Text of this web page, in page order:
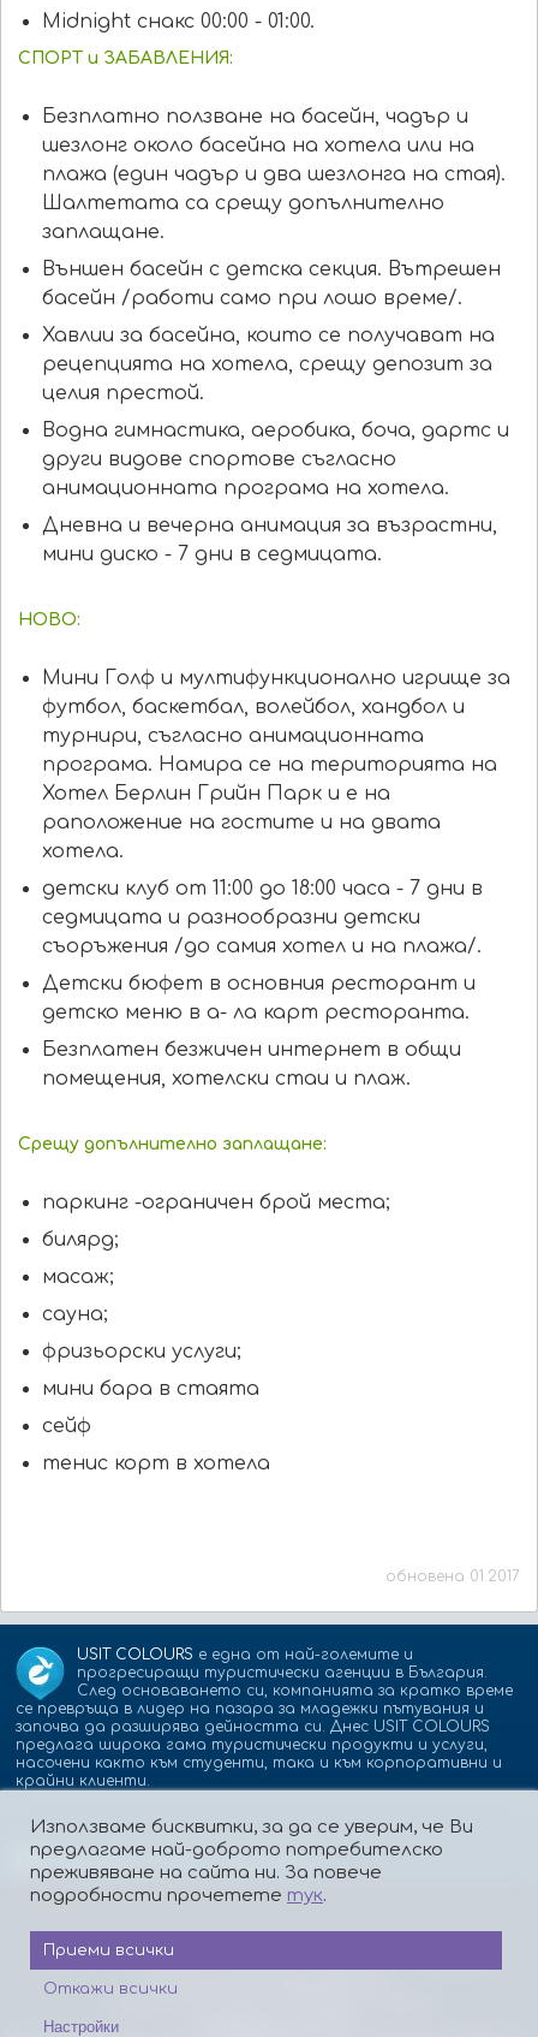
Midnight снакс 00:00 - 01:00.
СПОРТ и ЗАБАВЛЕНИЯ:
Безплатно ползване на басейн, чадър и
шезлонг около басейна на хотела или на
плажа (един чадър и два шезлонга на стая).
Шалтетата са срещу допълнително
заплащане.
Външен басейн с детска секция. Вътрешен
басейн /работи само при лошо време/.
Хавлии за басейна, които се получават на
рецепцията на хотела, срещу депозит за
целия престой.
Водна гимнастика, аеробика, боча, дартс и
други видове спортове съгласно
анимационната програма на хотела.
Дневна и вечерна анимация за възрастни,
мини диско - 7 дни в седмицата.
НОВО:
Мини Голф и мултифункционално игрище за
футбол, баскетбал, волейбол, хандбол и
турнири, съгласно анимационната
програма. Намира се на територията на
Хотел Берлин Грийн Парк и е на
раположение на гостите и на двата
хотела.
детски клуб от 11:00 до 18:00 часа - 7 дни в
седмицата и разнообразни детски
съоръжения /до самия хотел и на плажа/.
Детски бюфет в основния ресторант и
детско меню в а- ла карт ресторанта.
Безплатен безжичен интернет в общи
помещения, хотелски стаи и плаж.
Срещу допълнително заплащане:
паркинг -ограничен брой места;
билярд;
масаж;
сауна;
фризьoрски услуги;
мини бара в стаята
сейф
тенис корт в хотела
обновена 01.2017
USIT COLOURS е една от най-големите и
прогресиращи туристически агенции в България.
След основаването си, компанията за кратко време
се превръща в лидер на пазара за младежки пътувания и
започва да разширява дейността си. Днес USIT COLOURS
предлага широка гама туристически продукти и услуги,
насочени както към студенти, така и към корпоративни и
крайни клиенти.
Партньори: isic.bg dskbank.bg
За нас Контакти
Политика за поверителност
Използваме бисквитки, за да се уверим, че Ви
предлагаме най-доброто потребителско
преживяване на сайта ни. За повече
подробности прочетете тук.
Приеми всички
Откажи всички
Настройки